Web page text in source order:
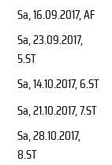
Sa, 16.09.2017, AF
Sa, 23.09.2017,
5.ST
Sa, 14.10.2017, 6.ST
Sa, 21.10.2017, 7.ST
Sa, 28.10.2017,
8.ST